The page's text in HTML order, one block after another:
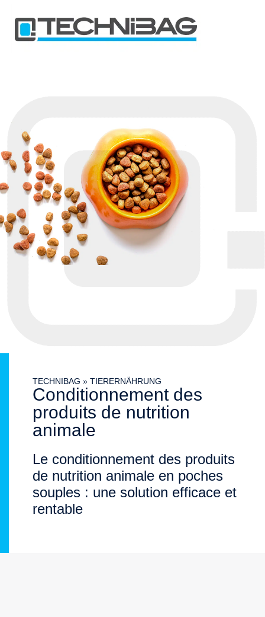
TECHNIBAG » TIERERNÄHRUNG
Conditionnement des
produits de nutrition
animale
Le conditionnement des produits
de nutrition animale en poches
souples : une solution efficace et
rentable